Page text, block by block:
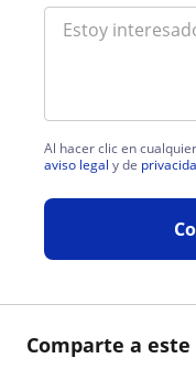
Comparte a
Al hacer clic en
aviso legal y de